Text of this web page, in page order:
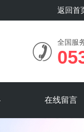
返回首
全国服
在线留言